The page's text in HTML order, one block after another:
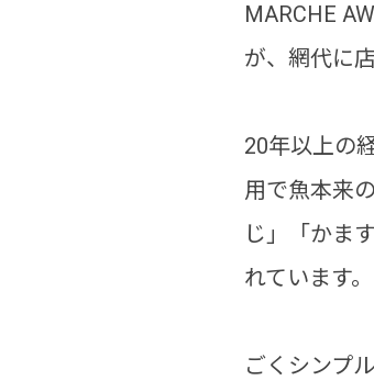
MARCHE
が、網代に
20年以上の
用で魚本来
じ」「かま
れています。
ごくシンプ